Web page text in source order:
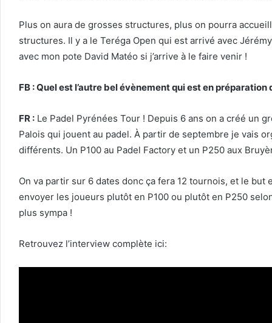
Plus on aura de grosses structures, plus on pourra
structures. Il y a le Teréga Open qui est arrivé avec
avec mon pote David Matéo si j’arrive à le faire venir !
FB : Quel est l’autre bel évènement qui est en préparation
FR : Le Padel Pyrénées Tour ! Depuis 6 ans on a créé un
Palois qui jouent au padel. À partir de septembre je vais
différents. Un P100 au Padel Factory et un P250 aux
On va partir sur 6 dates donc ça fera 12 tournois, et le
envoyer les joueurs plutôt en P100 ou plutôt en P250
plus sympa !
Retrouvez l’interview complète ici: